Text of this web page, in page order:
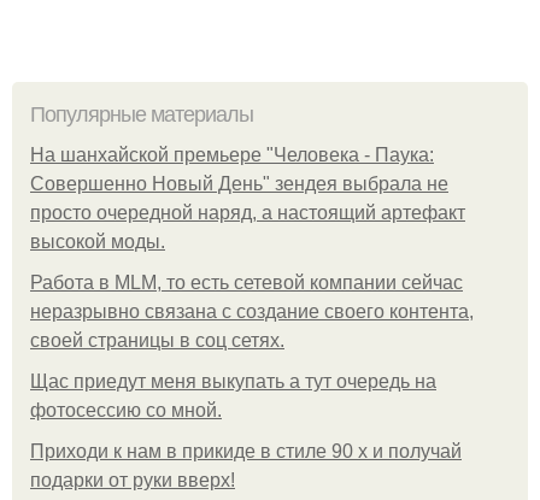
Популярные материалы
На шанхайской премьере "Человека - Паука:
Совершенно Новый День" зендея выбрала не
просто очередной наряд, а настоящий артефакт
высокой моды.
Работа в MLM, то есть сетевой компании сейчас
неразрывно связана с создание своего контента,
своей страницы в соц сетях.
Щас приедут меня выкупать а тут очередь на
фотосессию со мной.
Приходи к нам в прикиде в стиле 90 х и получай
подарки от руки вверх!